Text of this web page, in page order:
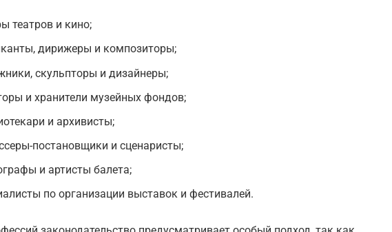
театров и кино;
дирижеры и композиторы;
скульпторы и дизайнеры;
и хранители музейных фондов;
и архивисты;
постановщики и сценаристы;
и артисты балета;
по организации выставок и фестивалей.